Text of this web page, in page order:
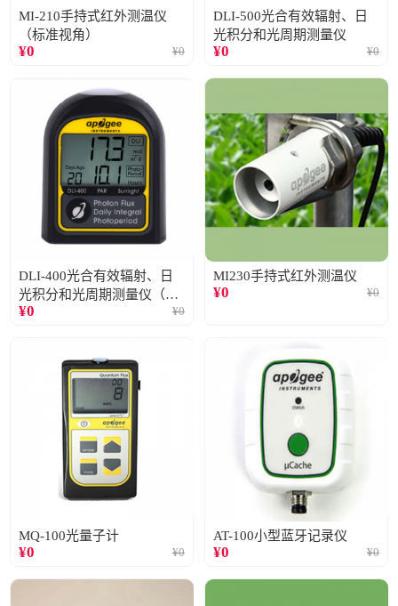
MI-210手持式红外测温仪
（标准视角）
¥0 ¥0
DLI-500光合有效辐射、日
光积分和光周期测量仪
¥0 ¥0
DLI-400光合有效辐射、日
光积分和光周期测量仪（仅
阳光）
¥0 ¥0
MI230手持式红外测温仪
¥0 ¥0
MQ-100光量子计
¥0 ¥0
AT-100小型蓝牙记录仪
¥0 ¥0